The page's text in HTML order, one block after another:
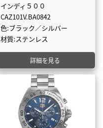
インディ５００
CAZ101V.BA0842
色:ブラック／シルバー
材質:ステンレス
詳細を見る